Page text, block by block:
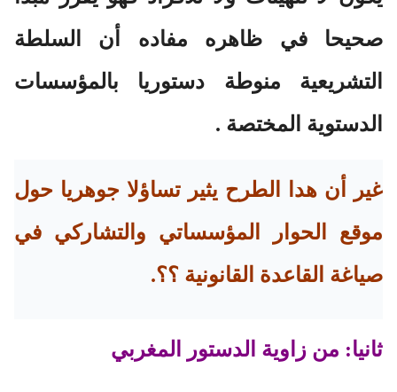
صحيحا في ظاهره مفاده أن السلطة
التشريعية منوطة دستوريا بالمؤسسات
الدستوية المختصة .
غير أن هدا الطرح يثير تساؤلا جوهريا حول
موقع الحوار المؤسساتي والتشاركي في
صياغة القاعدة القانونية ؟؟.
ثانيا: من زاوية الدستور المغربي